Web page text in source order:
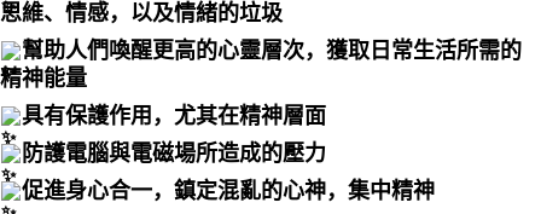
思維、情感，以及情緒的垃圾
幫助人們喚醒更高的心靈層次，獲取日常生活所需的
精神能量
具有保護作用，尤其在精神層面
防護電腦與電磁場所造成的壓力
促進身心合一，鎮定混亂的心神，集中精神